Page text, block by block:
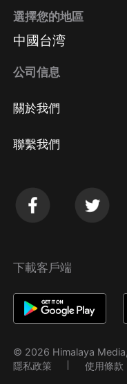
方法 Google Play取消
選擇您的地區
中國台湾
公司信息
關於我們
聯繫我們
下載客戶端
© 2026 Himalaya Media,
隱私政策
使用條款